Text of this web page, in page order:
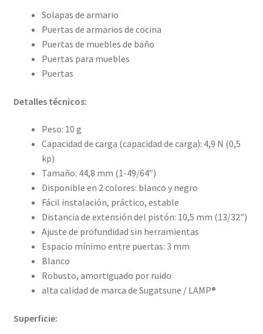
Solapas de armario
Puertas de armarios de cocina
Puertas de muebles de baño
Puertas para muebles
Puertas
Detalles técnicos:
Peso: 10 g
Capacidad de carga (capacidad de carga): 4,9 N (0,5
kp)
Tamaño: 44,8 mm (1-49/64″)
Disponible en 2 colores: blanco y negro
Fácil instalación, práctico, estable
Distancia de extensión del pistón: 10,5 mm (13/32″)
Ajuste de profundidad sin herramientas
Espacio mínimo entre puertas: 3 mm
Blanco
Robusto, amortiguado por ruido
alta calidad de marca de Sugatsune / LAMP®
Superficie: